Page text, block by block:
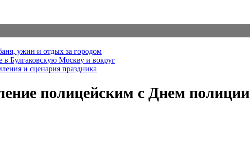
ужин и отдых за городом
Булгаковскую Москву и вокруг
и сценария праздника
полицейским с Днем полиции